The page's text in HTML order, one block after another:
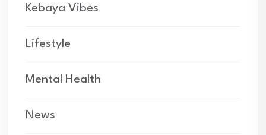
Kebaya Vibes
Lifestyle
Mental Health
News